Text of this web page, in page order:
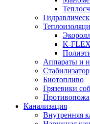
K-FLEX
Аппараты и
Биотопливо
Грязевики
Канализация
Внутренняя